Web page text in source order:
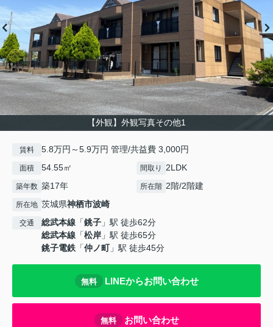
【外観】外観写真その他1
賃料 5.8万円～5.9万円 管理/共益費 3,000円
面積 54.55㎡ 間取り 2LDK
築年数 築17年 所在階 2階/2階建
所在地 茨城県神栖市波崎
交通 総武本線 「銚子 」駅 徒歩62分
総武本線 「松岸 」駅 徒歩65分
銚子電鉄 「仲ノ町」駅 徒歩45分
無料 LINEからお問い合わせ
無料 お問い合わせ